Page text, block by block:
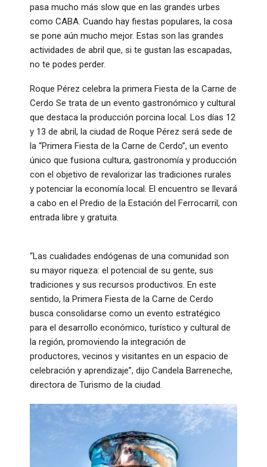
pasa mucho más slow que en las grandes urbes
como CABA. Cuando hay fiestas populares, la cosa
se pone aún mucho mejor. Estas son las grandes
actividades de abril que, si te gustan las escapadas,
no te podes perder.
Roque Pérez celebra la primera Fiesta de la Carne de
Cerdo Se trata de un evento gastronómico y cultural
que destaca la producción porcina local. Los días 12
y 13 de abril, la ciudad de Roque Pérez será sede de
la “Primera Fiesta de la Carne de Cerdo”, un evento
único que fusiona cultura, gastronomía y producción
con el objetivo de revalorizar las tradiciones rurales
y potenciar la economía local. El encuentro se llevará
a cabo en el Predio de la Estación del Ferrocarril, con
entrada libre y gratuita.
“Las cualidades endógenas de una comunidad son
su mayor riqueza: el potencial de su gente, sus
tradiciones y sus recursos productivos. En este
sentido, la Primera Fiesta de la Carne de Cerdo
busca consolidarse como un evento estratégico
para el desarrollo económico, turístico y cultural de
la región, promoviendo la integración de
productores, vecinos y visitantes en un espacio de
celebración y aprendizaje”, dijo Candela Barreneche,
directora de Turismo de la ciudad.